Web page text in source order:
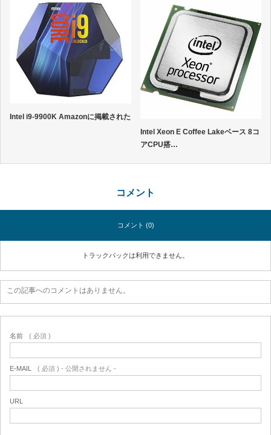
Intel i9-9900K Amazonに掲載された
Intel Xeon E Coffee Lakeベース 8コ
アCPU搭…
コメント
コメント (0)
トラックバックは利用できません。
この記事へのコメントはありません。
名前 ( 必須 )
E-MAIL ( 必須 ) - 公開されません -
URL